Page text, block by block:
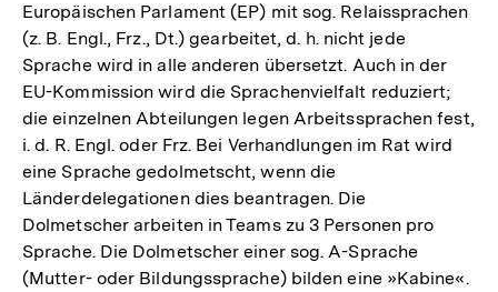
Europäischen Parlament (EP) mit sog. Relaissprachen
(z. B. Engl., Frz., Dt.) gearbeitet, d. h. nicht jede
Sprache wird in alle anderen übersetzt. Auch in der
EU-Kommission wird die Sprachenvielfalt reduziert;
die einzelnen Abteilungen legen Arbeitssprachen fest,
i. d. R. Engl. oder Frz. Bei Verhandlungen im Rat wird
eine Sprache gedolmetscht, wenn die
Länderdelegationen dies beantragen. Die
Dolmetscher arbeiten in Teams zu 3 Personen pro
Sprache. Die Dolmetscher einer sog. A-Sprache
(Mutter- oder Bildungssprache) bilden eine »Kabine«.